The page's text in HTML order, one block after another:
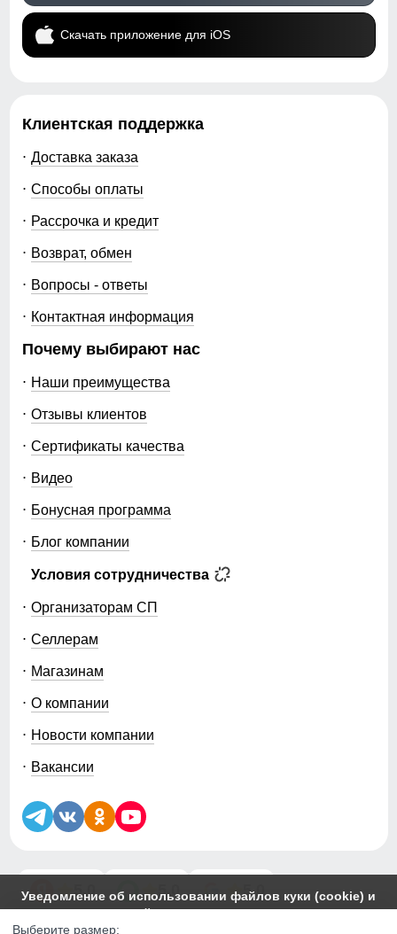
Уведомление об использовании файлов куки (cookie) и
похожих технологий
Этот сайт использует файлы cookie. Вы можете
Выберите размер:
Скачать приложение для iOS
Клиентская поддержка
Доставка заказа
Способы оплаты
Рассрочка и кредит
Возврат, обмен
Вопросы - ответы
Контактная информация
Почему выбирают нас
Наши преимущества
Отзывы клиентов
Сертификаты качества
Видео
Бонусная программа
Блог компании
Условия сотрудничества
Организаторам СП
Селлерам
Магазинам
О компании
Новости компании
Вакансии
5.0 5.0 5.0